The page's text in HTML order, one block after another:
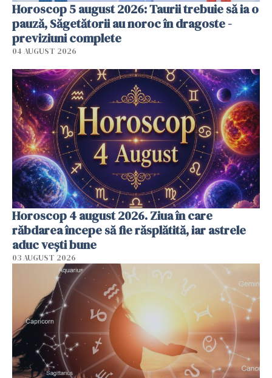
Horoscop 5 august 2026: Taurii trebuie să ia o
pauză, Săgetătorii au noroc în dragoste -
previziuni complete
04 AUGUST 2026
Horoscop 4 august 2026. Ziua în care
răbdarea începe să fie răsplătită, iar astrele
aduc vești bune
03 AUGUST 2026